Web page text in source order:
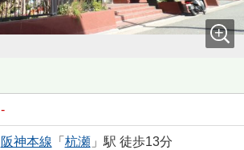
-
阪神本線 「 杭瀬」駅 徒歩13分